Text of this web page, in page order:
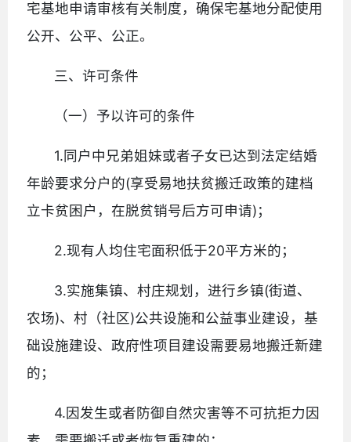
宅基地申请审核有关制度，确保宅基地分配使用
公开、公平、公正。
三、许可条件
（一）予以许可的条件
1.同户中兄弟姐妹或者子女已达到法定结婚
年龄要求分户的(享受易地扶贫搬迁政策的建档
立卡贫困户，在脱贫销号后方可申请)；
2.现有人均住宅面积低于20平方米的；
3.实施集镇、村庄规划，进行乡镇(街道、
农场)、村（社区)公共设施和公益事业建设，基
础设施建设、政府性项目建设需要易地搬迁新建
的；
4.因发生或者防御自然灾害等不可抗拒力因